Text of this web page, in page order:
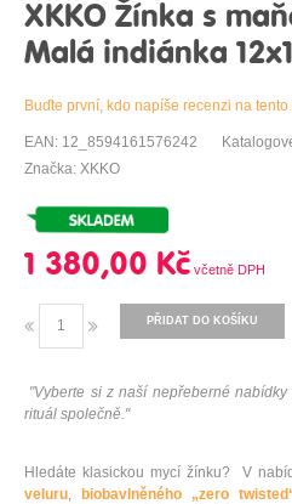
XKKO Žínka s
Malá indiánka
Buďte první, kdo napíše recenzi na
EAN: 12_8594161576242
Značka: XKKO
1 380,00 Kč
PŘIDAT DO KOŠÍKU
"Vyberte si z naší nepřeberné
rituál společně."
Hledáte klasickou mycí žínku? V
veluru, biobavlněného „zero